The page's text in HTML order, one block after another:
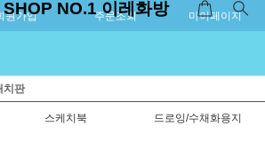
원가입 주문조회 마이페이지
NO.1 이레화방
치판
스케치북 드로잉/수채화용지